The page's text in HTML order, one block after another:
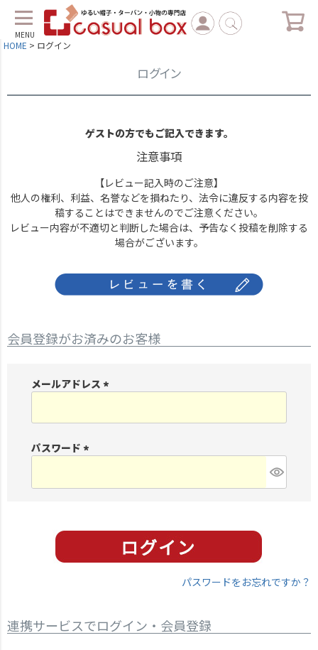
MENU
HOME ログイン
ログイン
ゲストの方でもご記入できます。
注意事項
【レビュー記入時のご注意】
他人の権利、利益、名誉などを損ねたり、法令に違反する内容を投
稿することはできませんのでご注意ください。
レビュー内容が不適切と判断した場合は、予告なく投稿を削除する
場合がございます。
会員登録がお済みのお客様
メールアドレス
パスワード
パスワードをお忘れですか？
連携サービスでログイン・会員登録